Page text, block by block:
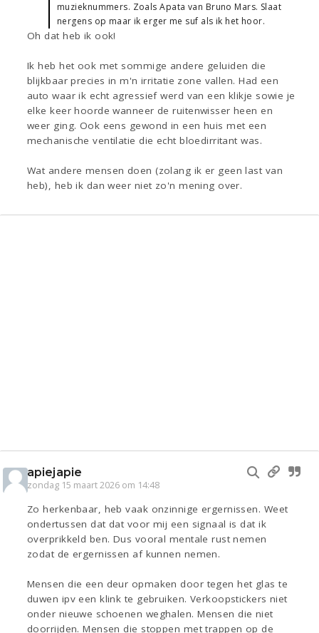
muzieknummers. Zoals Apata van Bruno Mars. Slaat
nergens op maar ik erger me suf als ik het hoor.
Oh dat heb ik ook!
Ik heb het ook met sommige andere geluiden die
blijkbaar precies in m'n irritatie zone vallen. Had een
auto waar ik echt agressief werd van een klikje sowie je
elke keer hoorde wanneer de ruitenwisser heen en
weer ging. Ook eens gewond in een huis met een
mechanische ventilatie die echt bloedirritant was.
Wat andere mensen doen (zolang ik er geen last van
heb), heb ik dan weer niet zo'n mening over.
apiejapie
zondag 15 maart 2026 om 14:48
Zo herkenbaar, heb vaak onzinnige ergernissen. Weet
ondertussen dat dat voor mij een signaal is dat ik
overprikkeld ben. Dus vooral mentale rust nemen
zodat de ergernissen af kunnen nemen.
Mensen die een deur opmaken door tegen het glas te
duwen ipv een klink te gebruiken. Verkoopstickers niet
onder nieuwe schoenen weghalen. Mensen die niet
doorrijden. Mensen die stoppen met trappen op de